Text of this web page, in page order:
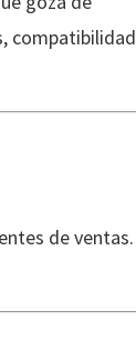
compatibilidad
de ventas.